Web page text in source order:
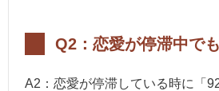
Q2：恋愛が停滞中で
A2：恋愛が停滞している時に「